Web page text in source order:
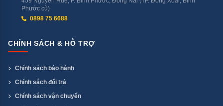
Phước cũ)
0898 75 6688
CHÍNH SÁCH & HỖ TRỢ
Chính sách bảo hành
Chính sách đổi trả
Chính sách vận chuyển